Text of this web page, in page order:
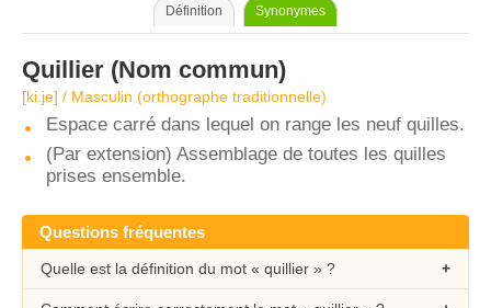
Définition Synonymes
Quillier (Nom commun)
[ki.je] / Masculin (orthographe traditionnelle)
Espace carré dans lequel on range les neuf quilles.
(Par extension) Assemblage de toutes les quilles
prises ensemble.
Questions fréquentes
Quelle est la définition du mot « quillier » ?